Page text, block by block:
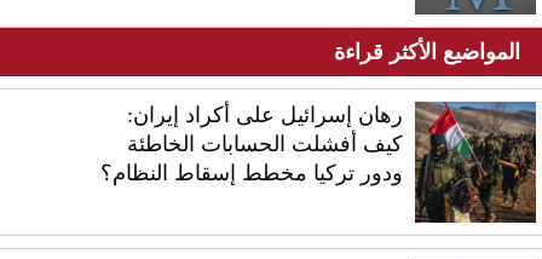
المواضيع الأكثر قراءة
رهان إسرائيل على أكراد إيران:
كيف أفشلت الحسابات الخاطئة
ودور تركيا مخطط إسقاط النظام؟